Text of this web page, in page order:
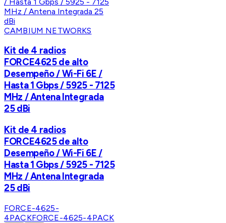
CAMBIUM NETWORKS
Kit de 4 radios
FORCE4625 de alto
Desempeño / Wi-Fi 6E /
Hasta 1 Gbps / 5925 - 7125
MHz / Antena Integrada
25 dBi
Kit de 4 radios
FORCE4625 de alto
Desempeño / Wi-Fi 6E /
Hasta 1 Gbps / 5925 - 7125
MHz / Antena Integrada
25 dBi
FORCE-4625-
4PACKFORCE-4625-4PACK